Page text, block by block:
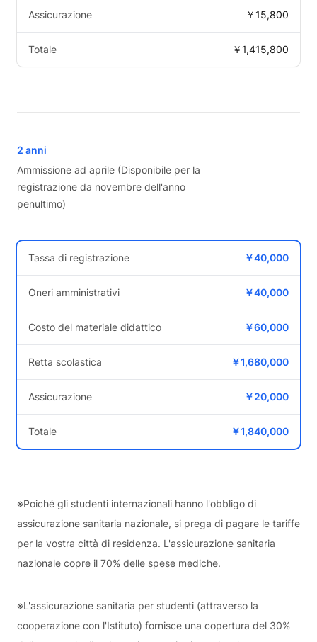
Assicurazione ￥15,800
Totale ￥1,415,800
2 anni
Ammissione ad aprile (Disponibile per la
registrazione da novembre dell'anno
penultimo)
Tassa di registrazione ￥40,000
Oneri amministrativi ￥40,000
Costo del materiale didattico ￥60,000
Retta scolastica ￥1,680,000
Assicurazione ￥20,000
Totale ￥1,840,000
※Poiché gli studenti internazionali hanno l'obbligo di
assicurazione sanitaria nazionale, si prega di pagare le tariffe
per la vostra città di residenza. L'assicurazione sanitaria
nazionale copre il 70% delle spese mediche.
※L'assicurazione sanitaria per studenti (attraverso la
cooperazione con l'Istituto) fornisce una copertura del 30%